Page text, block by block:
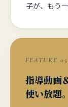
子が、もう
FEATURE 05
指導動画
使い放題。